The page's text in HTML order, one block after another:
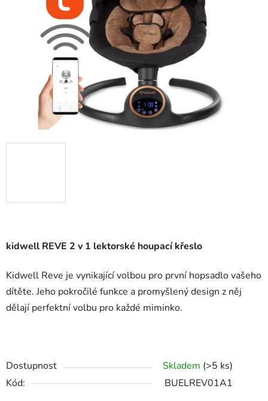
kidwell REVE 2 v 1 lektorské houpací křeslo
Kidwell Reve je vynikající volbou pro první hopsadlo vašeho
dítěte. Jeho pokročilé funkce a promyšlený design z něj
dělají perfektní volbu pro každé miminko.
Dostupnost Skladem (>5 ks)
Kód:
BUELREV01A1
hvězdiček.